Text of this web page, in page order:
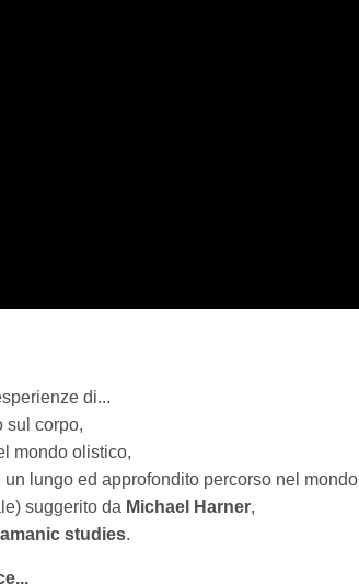
di...
sul corpo,
mondo olistico,
lungo ed approfondito percorso nel mondo
suggerito da Michael Harner,
studies.